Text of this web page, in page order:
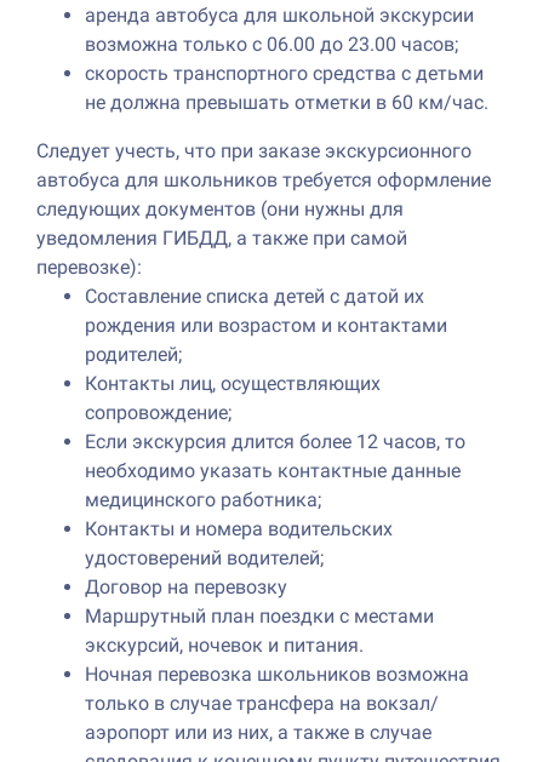
аренда автобуса для школьной экскурсии
возможна только с 06.00 до 23.00 часов;
скорость транспортного средства с детьми
не должна превышать отметки в 60 км/час.
Следует учесть, что при заказе экскурсионного
автобуса для школьников требуется оформление
следующих документов (они нужны для
уведомления ГИБДД, а также при самой
перевозке):
Составление списка детей с датой их
рождения или возрастом и контактами
родителей;
Контакты лиц, осуществляющих
сопровождение;
Если экскурсия длится более 12 часов, то
необходимо указать контактные данные
медицинского работника;
Контакты и номера водительских
удостоверений водителей;
Договор на перевозку
Маршрутный план поездки с местами
экскурсий, ночевок и питания.
Ночная перевозка школьников возможна
только в случае трансфера на вокзал/
аэропорт или из них, а также в случае